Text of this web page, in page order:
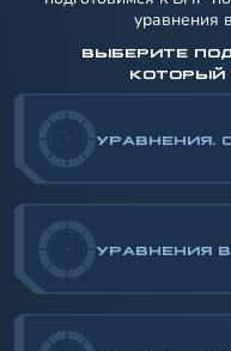
- УРАВНЕНИЯ.
- УРАВНЕНИЯ
ВЫБЕРИТЕ
КОТОРЫЙ
уравнения